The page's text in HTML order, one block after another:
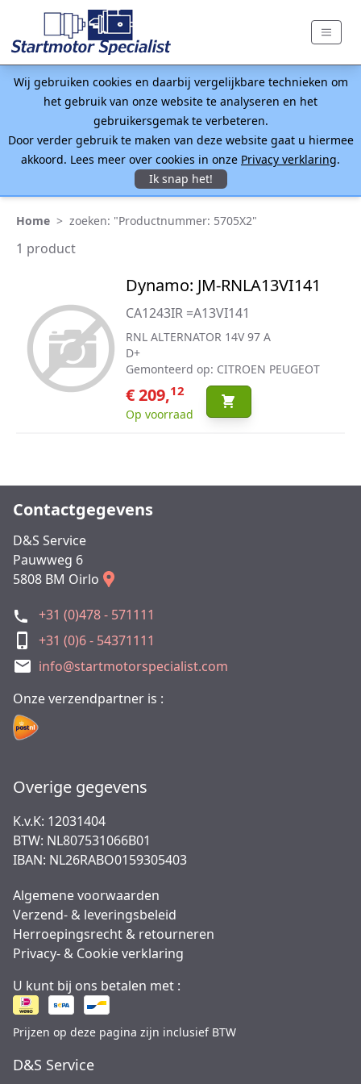
Wij gebruiken cookies en daarbij vergelijkbare technieken om
het gebruik van onze website te analyseren en het
gebruikersgemak te verbeteren.
Door verder gebruik te maken van deze website gaat u hiermee
akkoord. Lees meer over cookies in onze Privacy verklaring.
Ik snap het!
Home > zoeken: "Productnummer: 5705X2"
1 product
Dynamo: JM-RNLA13VI141
CA1243IR =A13VI141
RNL ALTERNATOR 14V 97 A
D+
Gemonteerd op: CITROEN PEUGEOT
€ 209,12
Op voorraad
Contactgegevens
D&S Service
Pauwweg 6
5808 BM Oirlo
+31 (0)478 - 571111
+31 (0)6 - 54371111
info@startmotorspecialist.com
Onze verzendpartner is :
Overige gegevens
K.v.K: 12031404
BTW: NL807531066B01
IBAN: NL26RABO0159305403
Algemene voorwaarden
Verzend- & leveringsbeleid
Herroepingsrecht & retourneren
Privacy- & Cookie verklaring
U kunt bij ons betalen met :
Prijzen op deze pagina zijn inclusief BTW
D&S Service